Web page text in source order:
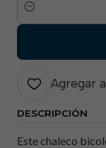
Cantidad
Agregar
DESCRIPCIÓN
Este chaleco